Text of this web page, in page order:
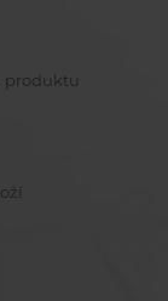
produktu